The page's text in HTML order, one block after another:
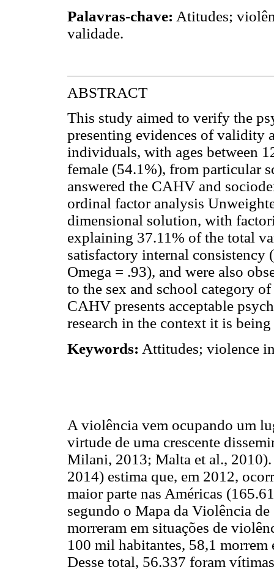
Palavras-chave: Atitudes;
validade.
ABSTRACT
This study aimed to verify the
presenting evidences of validity
individuals, with ages between
female (54.1%), from particular
answered the CAHV and
ordinal factor analysis
dimensional solution, with
explaining 37.11% of the total
satisfactory internal consistency
Omega = .93), and were also
to the sex and school category
CAHV presents acceptable
research in the context it is
Keywords: Attitudes; violence
A violência vem ocupando um
virtude de uma crescente
Milani, 2013; Malta et al.,
2014) estima que, em 2012,
maior parte nas Américas
segundo o Mapa da Violência
morreram em situações de
100 mil habitantes, 58,1 morrem
Desse total, 56.337 foram